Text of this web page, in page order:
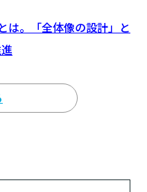
は。「全体像の設計」と